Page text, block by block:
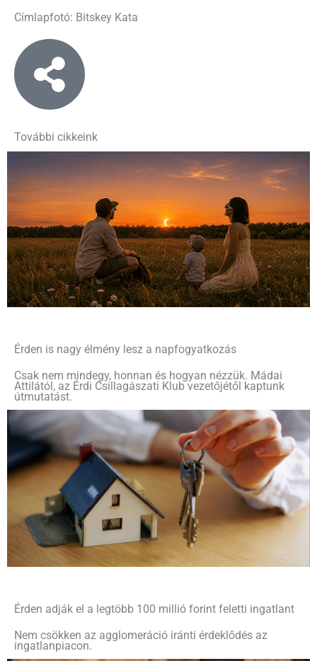
Címlapfotó: Bitskey Kata
További cikkeink
Érden is nagy élmény lesz a napfogyatkozás
Csak nem mindegy, honnan és hogyan nézzük. Mádai
Attilától, az Érdi Csillagászati Klub vezetőjétől kaptunk
útmutatást.
Érden adják el a legtöbb 100 millió forint feletti ingatlant
Nem csökken az agglomeráció iránti érdeklődés az
ingatlanpiacon.